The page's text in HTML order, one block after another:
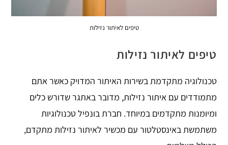
טיפים לאיתור נזילות
טיפים לאיתור נזילות
טכנולוגיה מתקדמת בשירות האיתור המדויק כאשר אתם
מתמודדים עם איתור נזילות, מדובר באתגר שדורש כלים
ומיומנות מתקדמים במיוחד. חברת בונפיל טכנולוגיות
משתמשת באינסטלטור עם מכשיר לאיתור נזילות מתקדם,